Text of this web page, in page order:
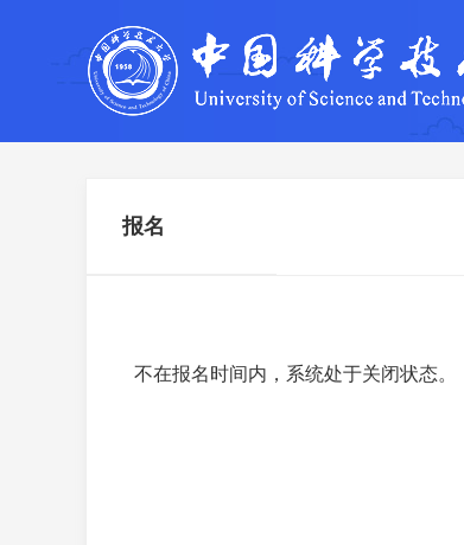
报名
不在报名时间内，系统处于关闭状态。